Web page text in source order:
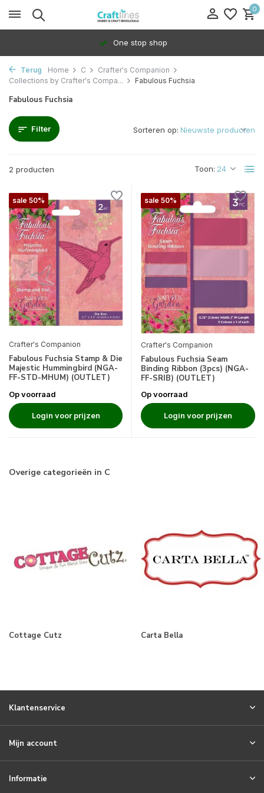
0
One stop shop
Terug Home C
Crafter's Companion
Collections by Crafter's Compa...
Fabulous Fuchsia
Fabulous Fuchsia
Filter
2 producten Toon:
Sorteren op:
sale 50%
Crafter's Companion
Fabulous Fuchsia Stamp & Die
Majestic Hummingbird (NGA-
FF-STD-MHUM) (OUTLET)
Op voorraad
Login voor prijzen
sale 50%
Crafter's Companion
Fabulous Fuchsia Seam
Binding Ribbon (3pcs) (NGA-
FF-SRIB) (OUTLET)
Op voorraad
Login voor prijzen
Overige categorieën in C
Cottage Cutz Carta Bella
Klantenservice
Mijn account
Informatie